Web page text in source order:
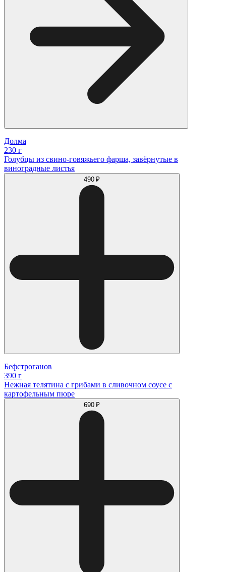
Долма
230 г
Голубцы из свино-говяжьего фарша, завёрнутые в
виноградные листья
490 ₽
Бефстроганов
390 г
Нежная телятина с грибами в сливочном соусе с
картофельным пюре
690 ₽